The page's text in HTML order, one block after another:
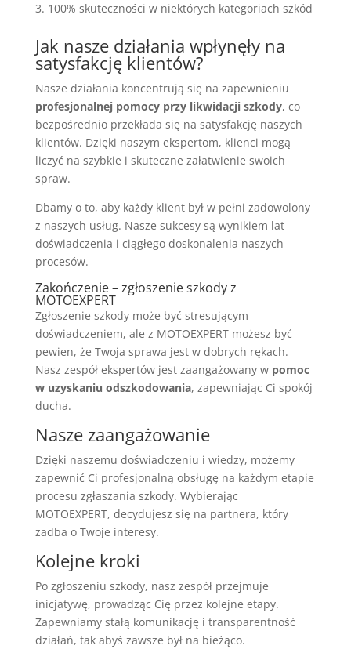
100% skuteczności w niektórych kategoriach szkód
Jak nasze działania wpłynęły na
satysfakcję klientów?
Nasze działania koncentrują się na zapewnieniu
profesjonalnej pomocy przy likwidacji szkody, co
bezpośrednio przekłada się na satysfakcję naszych
klientów. Dzięki naszym ekspertom, klienci mogą
liczyć na szybkie i skuteczne załatwienie swoich
spraw.
Dbamy o to, aby każdy klient był w pełni zadowolony
z naszych usług. Nasze sukcesy są wynikiem lat
doświadczenia i ciągłego doskonalenia naszych
procesów.
Zakończenie – zgłoszenie szkody z
MOTOEXPERT
Zgłoszenie szkody może być stresującym
doświadczeniem, ale z MOTOEXPERT możesz być
pewien, że Twoja sprawa jest w dobrych rękach.
Nasz zespół ekspertów jest zaangażowany w pomoc
w uzyskaniu odszkodowania, zapewniając Ci spokój
ducha.
Nasze zaangażowanie
Dzięki naszemu doświadczeniu i wiedzy, możemy
zapewnić Ci profesjonalną obsługę na każdym etapie
procesu zgłaszania szkody. Wybierając
MOTOEXPERT, decydujesz się na partnera, który
zadba o Twoje interesy.
Kolejne kroki
Po zgłoszeniu szkody, nasz zespół przejmuje
inicjatywę, prowadząc Cię przez kolejne etapy.
Zapewniamy stałą komunikację i transparentność
działań, tak abyś zawsze był na bieżąco.